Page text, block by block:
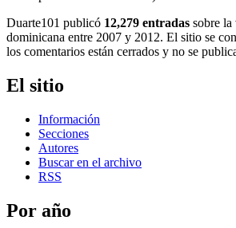
Duarte101 publicó 12,279 entradas sobre la
dominicana entre 2007 y 2012. El sitio se
los comentarios están cerrados y no se
El sitio
Información
Secciones
Autores
Buscar en el archivo
RSS
Por año